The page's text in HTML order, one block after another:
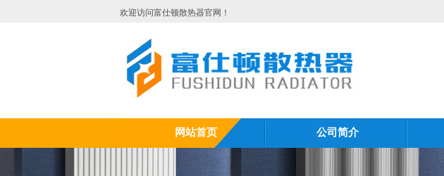
欢迎访问富仕顿散热器官网！
网站首页 公司简介